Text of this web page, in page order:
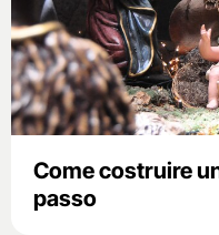
Come costruire
passo